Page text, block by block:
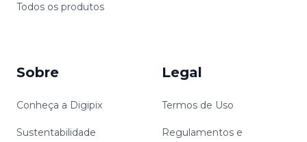
Todos os produtos
Sobre
Conheça a Digipix
Sustentabilidade
Legal
Termos de Uso
Regulamentos e